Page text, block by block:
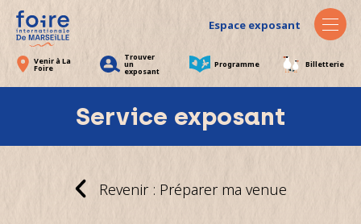
Espace exposant
Venir à La
Foire
Trouver
un
exposant
Programme Billetterie
Service exposant
Revenir : Préparer ma venue